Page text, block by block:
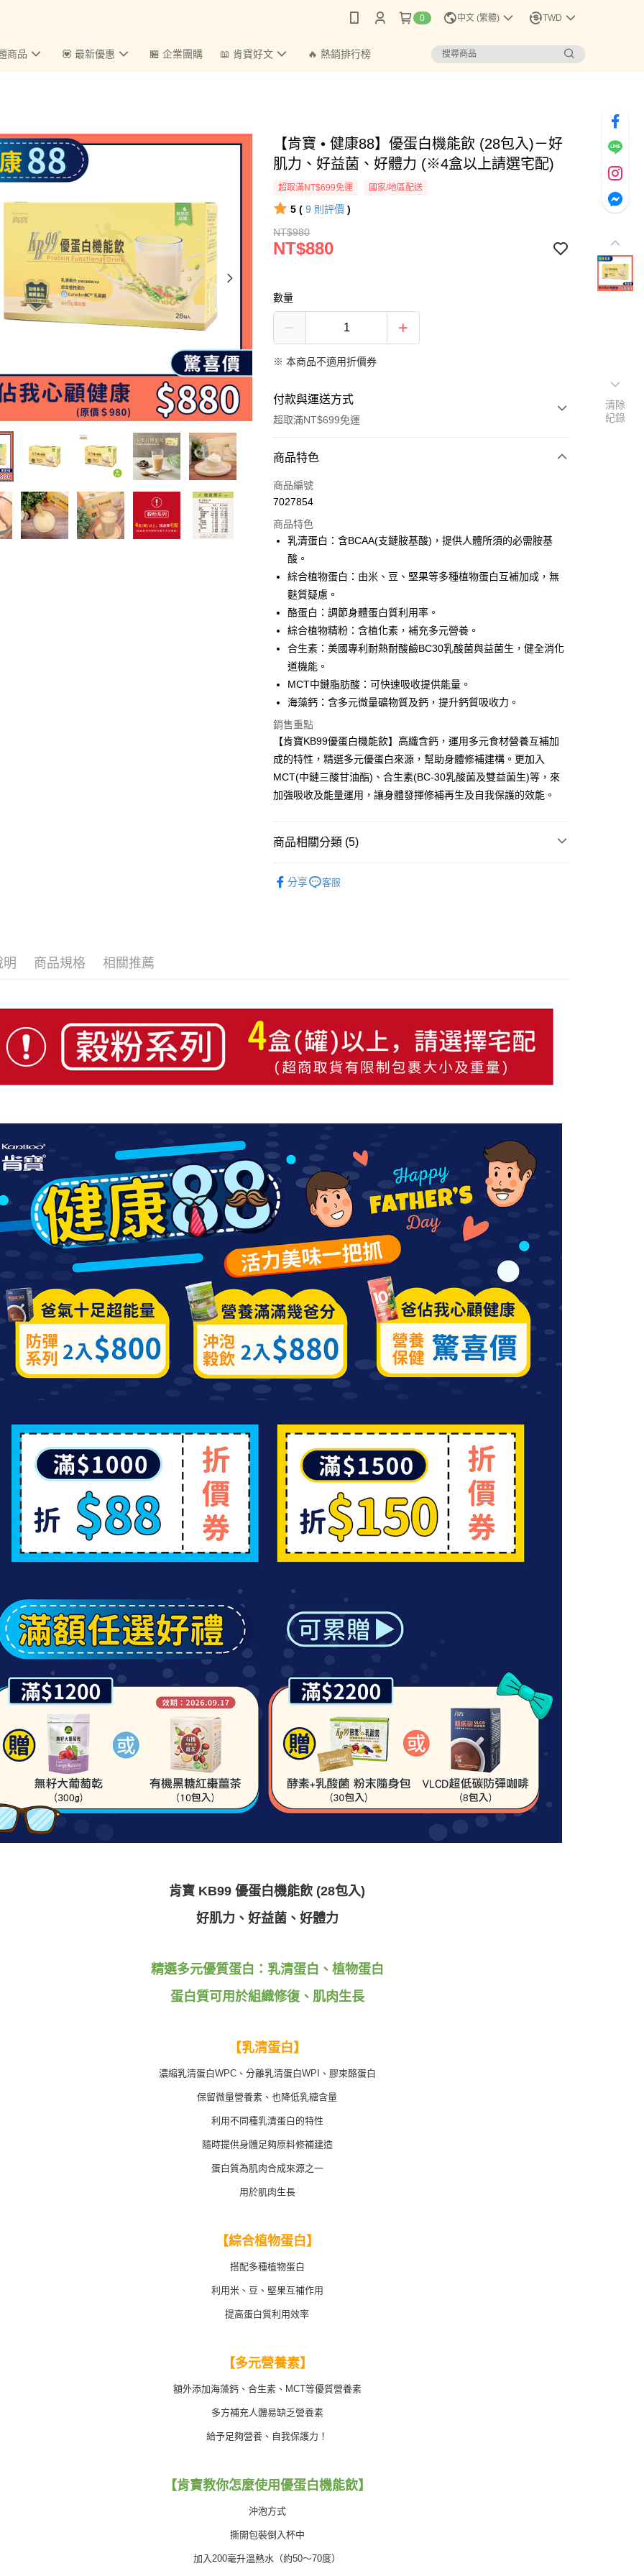
0 中文 (繁體) TWD
商品 💟 最新優惠 🏪 企業團購 📖 肯寶好文 🔥 熱銷排行榜
【肯寶 • 健康88】優蛋白機能飲 (28包入)－好
肌力、好益菌、好體力 (※4盒以上請選宅配)
超取滿NT$699免運 國家/地區配送
5 ( 9 則評價 )
NT$980
NT$880
數量
※ 本商品不適用折價券
付款與運送方式
超取滿NT$699免運
付款方式
信用卡一次付款
3 期 0 利率 每期 NT$293 21家銀行
合作金庫商業銀行
華南商業銀行
彰化商業銀行
國泰世華商業銀行
臺灣中小企業銀行
台中商業銀行
匯豐（台灣）商業銀行
華泰商業銀行
聯邦商業銀行
遠東國際商業銀行
元大商業銀行
台新國際商業銀行
中國信託商業銀行
台灣樂天信用卡公司
6 期 0 利率 每期
合作金庫商業銀行
第一商業銀行
華南商業銀行
上海商業儲蓄銀行
臺灣中小企業銀行
台中商業銀行
匯豐（台灣）商業銀行
華泰商業銀行
聯邦商業銀行
元大商業銀行
永豐商業銀行
玉山商業銀行
星展（台灣）商業銀行
台灣樂天信用卡公司
12 期 0 利率 每期NT$73 21家銀行
合作金庫商業銀行
華南商業銀行
彰化商業銀行
上海商業儲蓄銀行
台北富邦商業銀行
國泰世華商業銀行
兆豐國際商業銀行
匯豐（台灣）商業銀行
聯邦商業銀行
遠東國際商業銀行
元大商業銀行
永豐商業銀行
玉山商業銀行
台灣樂天信用卡公司
超商取貨付款
LINE Pay
Apple Pay
街口支付
悠遊付
Google Pay
全盈+PAY
AFTEE先享後付
便利好安心！
３．安心：先確認商品／服務後，再付款。
※ 交易是否成功請以「AFTEE先享後付 」之結帳頁面顯示為準，若有關於
是否繳費成功／繳費後需取消欲退款等相關疑問，請聯繫「AFTEE先享後
付客戶支援中心」https://netprotections.freshdesk.com/support/home
【注意事項】
https://aftee.tw/terms/#terms3
３．未成年的使用者請事先徵得法定代理人或監護人之同意方可使用
「AFTEE先享後付」，若未經同意申辦者引起之損失，本公司不負相關責
任。
４．使用「AFTEE先享後付」時，將依據個別帳號之用戶狀況，依本公司
即時審查核予不同之上限額度；若仍有額度不足之情形，本公司將視審查
結果請求用戶進行身份認證。
５．嚴禁一人註冊多個帳號或使用他人資訊註冊。若發現惡意使用之情
形，恩沛科技股份有限公司將有權停止該用戶之使用額度並採取法律行
動。
運送方式
付款後萊爾富取貨
每筆NT$80，滿NT$799(含以上)免運費
7-11取貨付款
付款後7-11取貨
每筆NT$80，滿NT$799(含以上)免運費
宅配
每筆NT$100，滿NT$699(含以上)免運費
國家/地區配送
商品特色
商品編號
7027854
商品特色
乳清蛋白：含BCAA(支鏈胺基酸)，提供人體所須的必需胺基
酸。
綜合植物蛋白：由米、豆、堅果等多種植物蛋白互補加成，無
麩質疑慮。
酪蛋白：調節身體蛋白質利用率。
綜合植物精粉：含植化素，補充多元營養。
合生素：美國專利耐熱耐酸鹼BC30乳酸菌與益菌生，健全消化
道機能。
MCT中鏈脂肪酸：可快速吸收提供能量。
海藻鈣：含多元微量礦物質及鈣，提升鈣質吸收力。
銷售重點
【肯寶KB99優蛋白機能飲】高纖含鈣，運用多元食材營養互補加
成的特性，精選多元優蛋白來源，幫助身體修補建構。更加入
MCT(中鏈三酸甘油酯)、合生素(BC-30乳酸菌及雙益菌生)等，來
加強吸收及能量運用，讓身體發揮修補再生及自我保護的效能。
商品相關分類 (5)
分享 客服
明 商品規格 相關推薦
肯寶 KB99 優蛋白機能飲 (28包入)
好肌力、好益菌、好體力
精選多元優質蛋白：乳清蛋白、植物蛋白
蛋白質可用於組織修復、肌肉生長
【乳清蛋白】
濃縮乳清蛋白WPC、分離乳清蛋白WPI、膠束酪蛋白
保留微量營養素、也降低乳糖含量
利用不同種乳清蛋白的特性
隨時提供身體足夠原料修補建造
蛋白質為肌肉合成來源之一
用於肌肉生長
【綜合植物蛋白】
搭配多種植物蛋白
利用米、豆、堅果互補作用
提高蛋白質利用效率
【多元營養素】
額外添加海藻鈣、合生素、MCT等優質營養素
多方補充人體易缺乏營養素
給予足夠營養、自我保護力！
【肯寶教你怎麼使用優蛋白機能飲】
沖泡方式
撕開包裝倒入杯中
加入200毫升溫熱水（約50～70度）
清除
紀錄